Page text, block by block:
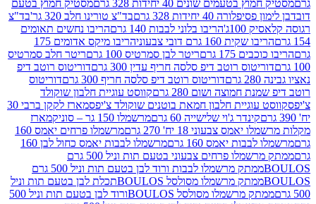
בטעמים שונים 40 יחידות 328 גרם
מסטיק חמוץ בטעם
40 יחידות 328 גרם
בד"צ טורינו חלב 320 גר'
בד"צ
הריבו בלוני לבבות 140 גרם
הריבו נחשים תאומים
160 גרם דובי צבעוני
הריבו מיקס אדומים 175
175 גרם
ריטר לבן סמרטיס 100 גרם
ריטר חלב סמרטיס
רוטב דיפ סלסה חריף עדין 300 גרם
דוריטוס רוטב דיפ
דוריטוס רוטב דיפ סלסה חריף 300 גרם
דוריטוס
חמוצה ושום 280 גרם
קווסט עוגיית חלבון שוקולד
עוגיית חלבון חמאת בוטנים שוקולד צ'יפס
מארז לקקן ברבי 30
קינדר ג'וי שלישייה 60 גרם
מרשמלו 150 גר – סוניק
מארז
צבעוני 18 יח' 270 גרם
מרשמלו פרחים יאמס 160
יאמס 160 גרם
מרשמלו לבבות יאמס כחול לבן 160
ממתק מרשמלו פרחים צבעוני בטעם תות וניל 500 גרם
ממתק מרשמלו לבבות ורוד לבן בטעם תות וניל 500 גרם
ממתק מרשמלו מסולסל BOULOSתכלת לבן בטעם תות וניל
ממתק מרשמלו מסולסל BOULOSורוד לבן בטעם תות וניל 500